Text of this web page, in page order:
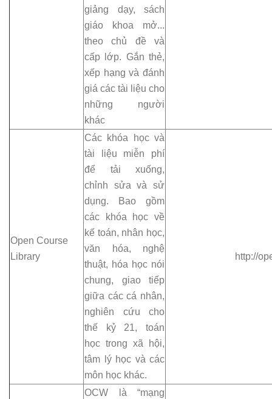
giảng dạy, sách
giáo khoa mở...
theo chủ đề và
cấp lớp. Gắn thẻ,
xếp hạng và đánh
giá các tài liệu cho
những người
khác
Open Course
Library
Các khóa học và
tài liệu miễn phí
để tải xuống,
chỉnh sửa và sử
dụng. Bao gồm
các khóa học về
kế toán, nhân học,
văn hóa, nghệ
thuật, hóa học nói
chung, giao tiếp
giữa các cá nhân,
nghiên cứu cho
thế kỷ 21, toán
học trong xã hội,
tâm lý học và các
môn học khác.
http://
OCW là “mạng